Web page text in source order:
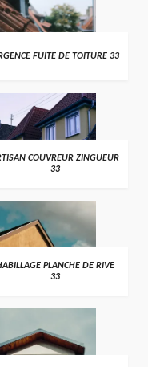
FUITE DE TOITURE 33
COUVREUR ZINGUEUR
33
PLANCHE DE RIVE
33